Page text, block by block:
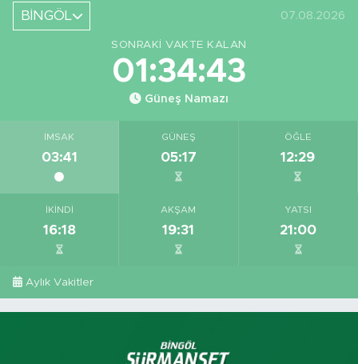
BİNGÖL 07.08.2026
SONRAKI VAKTE KALAN
01:34:42
Güneş Namazı
İMSAK
03:41
GÜNEŞ
05:17
ÖĞLE
12:29
İKINDI
16:18
AKŞAM
19:31
YATSI
21:00
Aylık Vakitler